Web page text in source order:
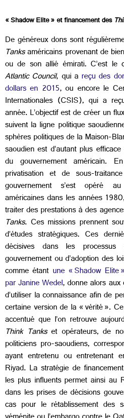
« Shadow Elite » et financement des
De généreux dons sont
Tanksaméricains provenant de
ou de son allié émirati. C’est le
Atlantic Council, qui a reçu des
dollars en 2015, ou encore le
Internationales (CSIS), qui a
année. L’objectif est de créer un
suivent la ligne politique
sphères politiques de la Maison-
saoudien est d’autant plus
du gouvernement américain.
privatisation et de sous-
gouvernement s’est opéré
américaines dans les années
traiter des prestations à des
Tanks. Ces missions prennent
d’études stratégiques. Ces
décisives dans les
gouvernement ou d’adoption des
comme étant une « Shadow Elite
par Janine Wedel, donne alors
d’utiliser la connaissance afin de
certaine version de la « vérité ».
accentué que l’on retrouve
Think Tankset opérateurs, de
politiciens pro-saoudiens,
ayant entretenu ou entretenant
Riyad. La stratégie de
les plus influents permet ainsi au
dans les prises de décisions
cas pour le rétablissement des